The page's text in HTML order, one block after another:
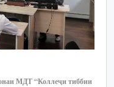
МДТ “Коллеҷи тиббии